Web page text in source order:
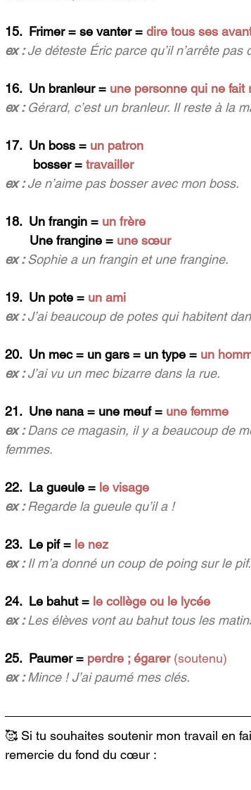
15.  Frimer = se vanter = dire tous ses
ex : Je déteste Éric parce qu’il n’arrête pas
16.  Un branleur = une personne qui ne fait
ex : Gérard, c’est un branleur. Il reste à la
17.  Un boss = un patron
        bosser =
travailler
ex : Je n’aime pas bosser avec mon boss.
18.  Un frangin = un frère
       Une frangine =
une sœur
ex : Sophie a un frangin et une frangine.
19.  Un pote = un ami
ex : J’ai beaucoup de potes qui habitent
20.  Un mec = un gars = un type = un
ex : J’ai vu un mec bizarre dans la rue.
21.  Une nana = une meuf = une femme
ex : Dans ce magasin, il y a beaucoup de
femmes.
22.  La gueule = le visage
ex : Regarde la gueule qu’il a !
23.  Le pif = le nez
ex : Il m’a donné un coup de poing sur le pif.
24.  Le bahut = le collège ou le lycée
ex : Les élèves vont au bahut tous les
25.  Paumer = perdre ; égarer (soutenu)
ex : Mince ! J’ai paumé mes clés.
🥰 Si tu souhaites soutenir mon travail en
remercie du fond du cœur :